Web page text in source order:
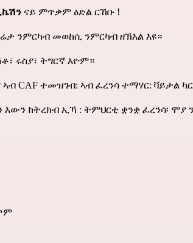
ናይ ምጥቃም ዕድል ርኸቡ !
ንምርካብ መወከሲ ንምርካብ ዘኽእል እዩ።
ሩስያ፣ ትግርኛ እዮም።
CAF ተመዝገብ: ኣብ ፈረንሳ ተማሃር: ቫይታል
እውን ክትረክብ ኢኻ : ትምህርቲ ቋንቋ ፈረንሳ፡ ሞያ